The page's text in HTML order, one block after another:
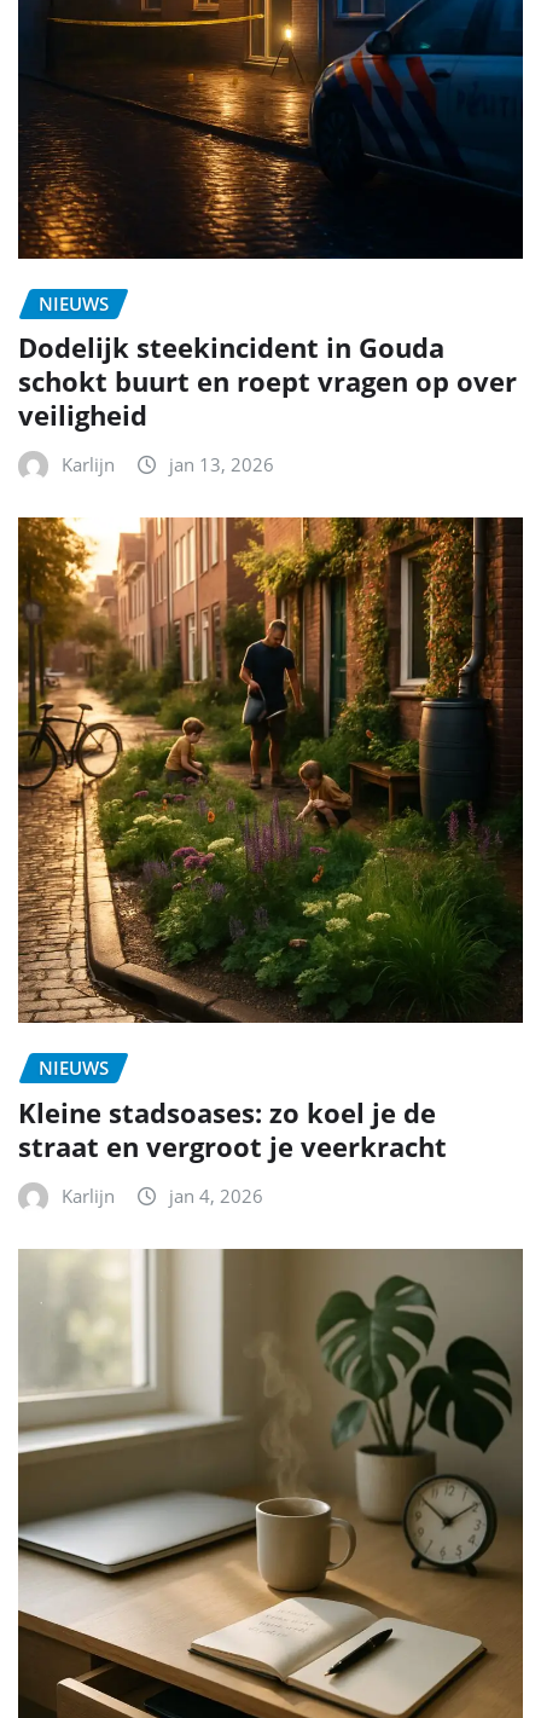
NIEUWS
Dodelijk steekincident in Gouda
schokt buurt en roept vragen op over
veiligheid
Karlijn jan 13, 2026
NIEUWS
Kleine stadsoases: zo koel je de
straat en vergroot je veerkracht
Karlijn jan 4, 2026